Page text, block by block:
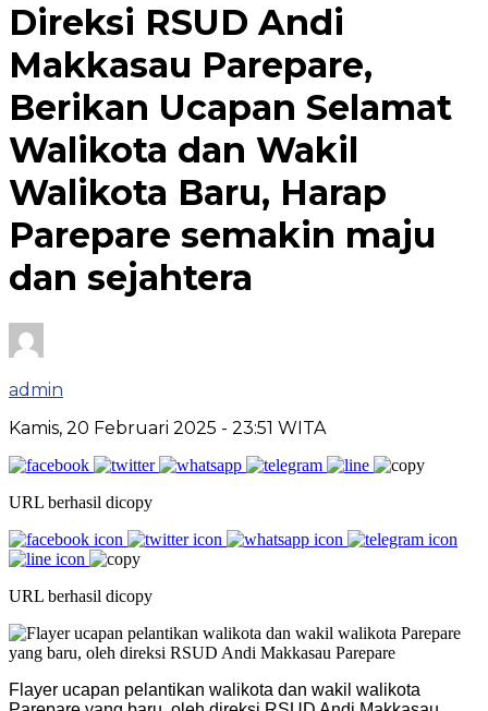
Direksi RSUD Andi
Makkasau Parepare,
Berikan Ucapan Selamat
Walikota dan Wakil
Walikota Baru, Harap
Parepare semakin maju
dan sejahtera
admin
Kamis, 20 Februari 2025 - 23:51 WITA
URL berhasil dicopy
URL berhasil dicopy
Flayer ucapan pelantikan walikota dan wakil walikota